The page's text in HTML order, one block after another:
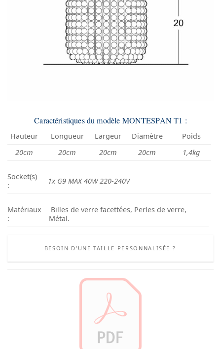
Caractéristiques du modèle MONTESPAN T1 :
Hauteur Longueur Largeur Diamètre
Poids
20cm
20cm 20cm 20cm 1,4kg
Socket(s)
:
1x G9 MAX 40W 220-240V
Matériaux
:
Billes de verre facettées, Perles de verre,
Métal.
BESOIN D'UNE TAILLE PERSONNALISÉE ?